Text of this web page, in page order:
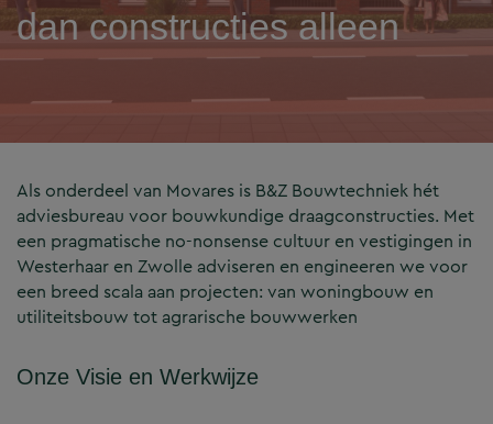
dan constructies alleen
Als onderdeel van Movares is B&Z Bouwtechniek hét
adviesbureau voor bouwkundige draagconstructies. Met
een pragmatische no-nonsense cultuur en vestigingen in
Westerhaar en Zwolle adviseren en engineeren we voor
een breed scala aan projecten: van woningbouw en
utiliteitsbouw tot agrarische bouwwerken
Onze Visie en Werkwijze